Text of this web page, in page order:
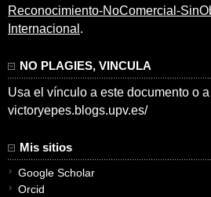
Reconocimiento-NoComercial-
Internacional .
NO PLAGIES, VINCULA
Usa el vínculo a este documento o
victoryepes.blogs.upv.es/
Mis sitios
Google Scholar
Orcid